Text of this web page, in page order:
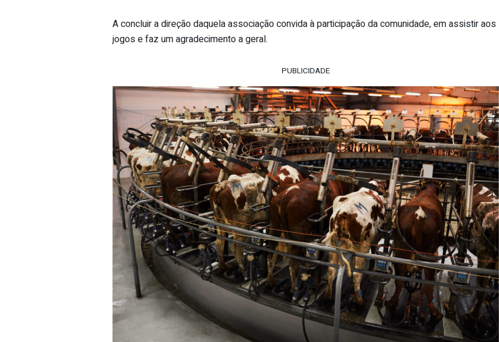
A concluir a direção daquela associação convida à participação da comunidade, em assistir aos
jogos e faz um agradecimento a geral.
PUBLICIDADE